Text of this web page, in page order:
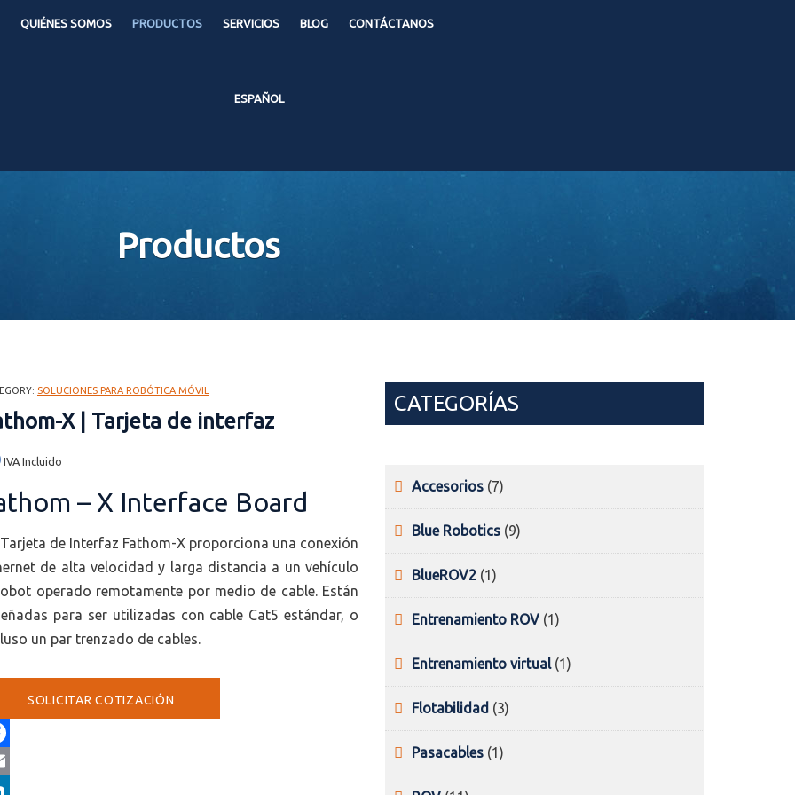
QUIÉNES SOMOS PRODUCTOS SERVICIOS BLOG CONTÁCTANOS
ESPAÑOL
Productos
SOLUCIONES PARA ROBÓTICA MÓVIL
X | Tarjeta de interfaz
IVA Incluido
– X Interface Board
de Interfaz Fathom-X proporciona una conexión
de alta velocidad y larga distancia a un vehículo
operado remotamente por medio de cable. Están
para ser utilizadas con cable Cat5 estándar, o
un par trenzado de cables.
SOLICITAR COTIZACIÓN
CATEGORÍAS
Accesorios 77
products
Blue Robotics 99
products
BlueROV2 11
product
Entrenamiento ROV 11
product
Entrenamiento virtual 11
product
Flotabilidad
33
products
Pasacables 11
product